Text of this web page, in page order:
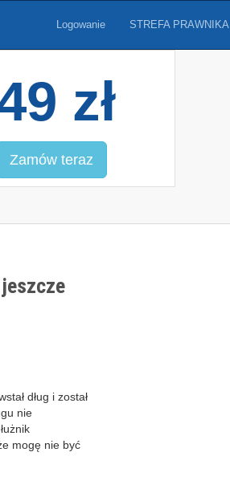
Logowanie STREFA PRAWNIKA
zł
Zamów teraz
dług i został
nie
mogę nie być